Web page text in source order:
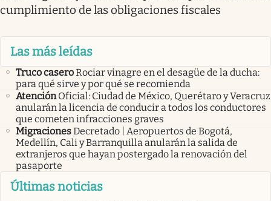
cumplimiento de las obligaciones fiscales
Las más leídas
Truco caseroRociar vinagre en el desagüe de la ducha:
para qué sirve y por qué se recomienda
Atención Oficial: Ciudad de México, Querétaro y Veracruz
anularán la licencia de conducir a todos los conductores
que cometen infracciones graves
MigracionesDecretado | Aeropuertos de Bogotá,
Medellín, Cali y Barranquilla anularán la salida de
extranjeros que hayan postergado la renovación del
pasaporte
Últimas noticias